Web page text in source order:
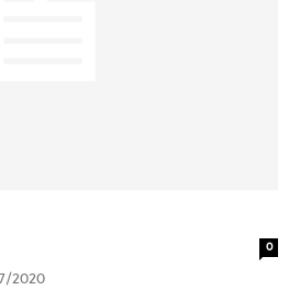
0
2020